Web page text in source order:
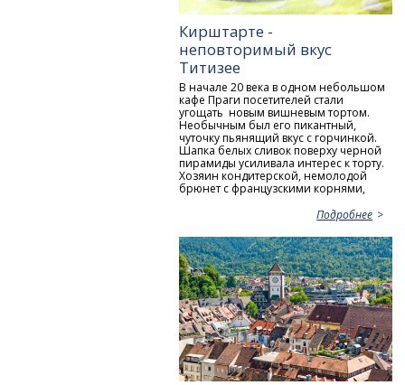
Кирштарте -
неповторимый вкус
Титизее
В начале 20 века в одном небольшом
кафе Праги посетителей стали
угощать новым вишневым тортом.
Необычным был его пикантный,
чуточку пьянящий вкус с горчинкой.
Шапка белых сливок поверху черной
пирамиды усиливала интерес к торту.
Хозяин кондитерской, немолодой
брюнет с французскими корнями,
Подробнее